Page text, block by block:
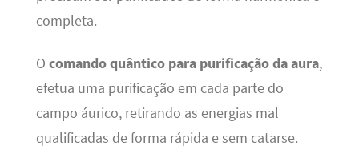
completa.
O comando quântico para purificação da aura,
efetua uma purificação em cada parte do
campo áurico, retirando as energias mal
qualificadas de forma rápida e sem catarse.